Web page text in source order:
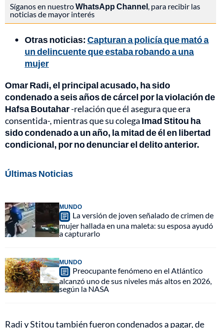
Síganos en nuestroWhatsApp Channel, para recibir las
noticias de mayor interés
Otras noticias:Capturan a policía que mató a
un delincuente que estaba robando a una
mujer
Omar Radi, el principal acusado, ha sido
condenado a seis años de cárcel por la violación de
Hafsa Boutahar-relación que él asegura que era
consentida-, mientras que su colega Imad Stitou ha
sido condenado a un año, la mitad de él en libertad
condicional, por no denunciar el delito anterior.
Últimas Noticias
MUNDO
La versión de joven señalado de crimen de
mujer hallada en una maleta: su esposa ayudó
a capturarlo
MUNDO
Preocupante fenómeno en el Atlántico
alcanzó uno de sus niveles más altos en 2026,
según la NASA
Radi y Stitou también fueron condenados a pagar, de